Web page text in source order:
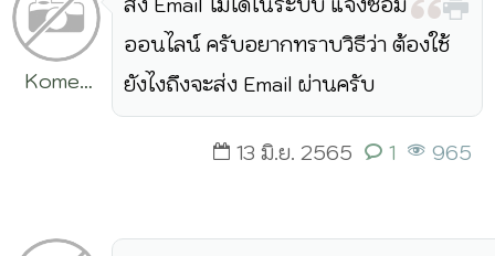
Komet
ออนไลน์ ครับอยากทราบวิธีว่า ต้องใช้
ยังไงถึงจะส่ง Email ผ่านครับ
13 มิ.ย. 2565 1 965